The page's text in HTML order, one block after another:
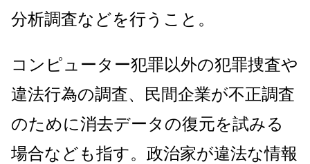
分析調査などを行うこと。
コンピューター犯罪以外の犯罪捜査や
違法行為の調査、民間企業が不正調査
のために消去データの復元を試みる
場合なども指す。政治家が違法な情報